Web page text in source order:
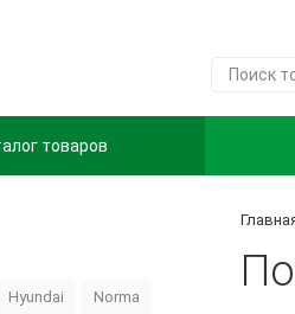
товаров
Hyundai Norma